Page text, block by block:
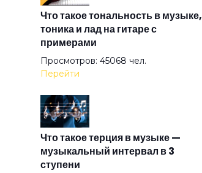
Колдуй бабка
Королева города
Королева сна
Кошка
Что такое тональность в музыке,
тоника и лад на гитаре с
примерами
Просмотров: 45068 чел.
Перейти
Что такое терция в музыке —
музыкальный интервал в 3
ступени